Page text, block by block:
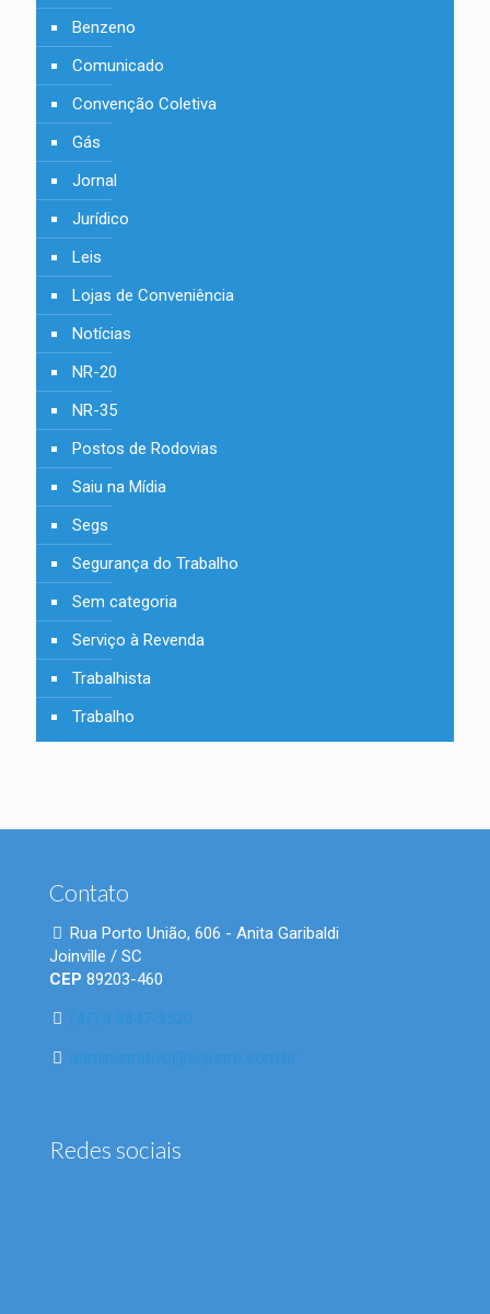
Benzeno
Comunicado
Convenção Coletiva
Gás
Jornal
Jurídico
Leis
Lojas de Conveniência
Notícias
NR-20
NR-35
Postos de Rodovias
Saiu na Mídia
Segs
Segurança do Trabalho
Sem categoria
Serviço à Revenda
Trabalhista
Trabalho
Contato
Rua Porto União, 606 - Anita Garibaldi
Joinville / SC
CEP 89203-460
(47) 9 8847-9520
administrativo@scpetro.com.br
Redes sociais